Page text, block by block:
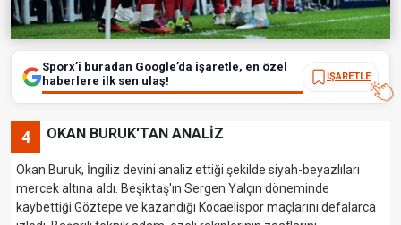
Sporx’i buradan Google’da işaretle, en özel
haberlere ilk sen ulaş!
İŞARETLE
4 OKAN BURUK'TAN ANALİZ
Okan Buruk, İngiliz devini analiz ettiği şekilde siyah-beyazlıları
mercek altına aldı. Beşiktaş'ın Sergen Yalçın döneminde
kaybettiği Göztepe ve kazandığı Kocaelispor maçlarını defalarca